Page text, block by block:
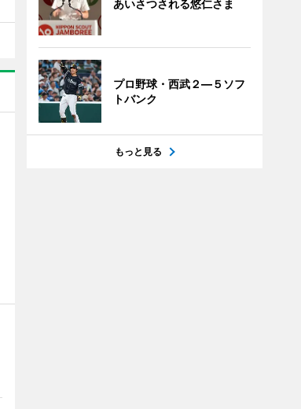
あいさつされる悠仁さま
プロ野球・西武２―５ソフ
トバンク
もっと見る